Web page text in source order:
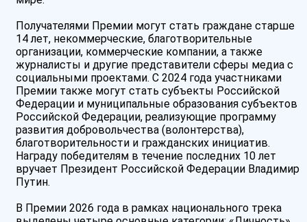
Получателями Премии могут стать граждане старше
14 лет, некоммерческие, благотворительные
организации, коммерческие компании, а также
журналисты и другие представители сферы медиа с
социальными проектами. С 2024 года участниками
Премии также могут стать субъекты Российской
Федерации и муниципальные образования субъектов
Российской Федерации, реализующие программу
развития добровольчества (волонтерства),
благотворительности и гражданских инициатив.
Награду победителям в течение последних 10 лет
вручает Президент Российской Федерации Владимир
Путин.
В Премии 2026 года в рамках национального трека